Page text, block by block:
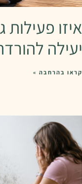
איזו פעילות
יעילה
קראו בהרחבה »